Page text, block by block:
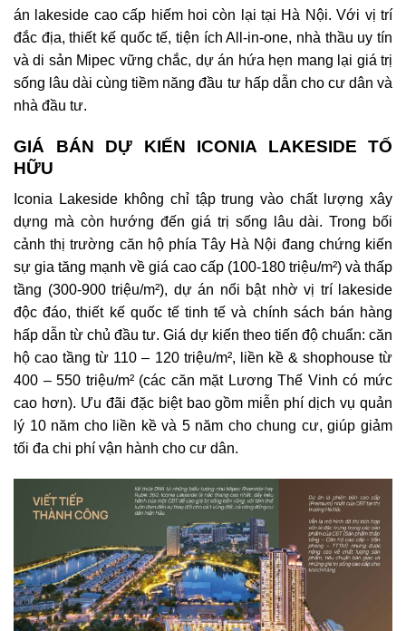
án lakeside cao cấp hiếm hoi còn lại tại Hà Nội. Với vị trí
đắc địa, thiết kế quốc tế, tiện ích All-in-one, nhà thầu uy tín
và di sản Mipec vững chắc, dự án hứa hẹn mang lại giá trị
sống lâu dài cùng tiềm năng đầu tư hấp dẫn cho cư dân và
nhà đầu tư.
GIÁ BÁN DỰ KIẾN ICONIA LAKESIDE TỐ
HỮU
Iconia Lakeside không chỉ tập trung vào chất lượng xây
dựng mà còn hướng đến giá trị sống lâu dài. Trong bối
cảnh thị trường căn hộ phía Tây Hà Nội đang chứng kiến
sự gia tăng mạnh về giá cao cấp (100-180 triệu/m²) và thấp
tầng (300-900 triệu/m²), dự án nổi bật nhờ vị trí lakeside
độc đáo, thiết kế quốc tế tinh tế và chính sách bán hàng
hấp dẫn từ chủ đầu tư. Giá dự kiến theo tiến độ chuẩn: căn
hộ cao tầng từ 110 – 120 triệu/m², liền kề & shophouse từ
400 – 550 triệu/m² (các căn mặt Lương Thế Vinh có mức
cao hơn). Ưu đãi đặc biệt bao gồm miễn phí dịch vụ quản
lý 10 năm cho liền kề và 5 năm cho chung cư, giúp giảm
tối đa chi phí vận hành cho cư dân.